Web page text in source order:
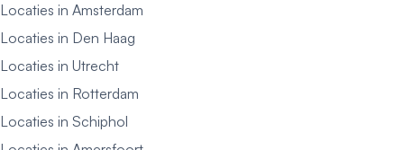
Locaties in Amsterdam
Locaties in Den Haag
Locaties in Utrecht
Locaties in Rotterdam
Locaties in Schiphol